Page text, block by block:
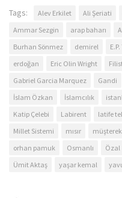
Tags: Alev Erkilet Ali Şeriati
Ammar Sezgin
arap baharı
Burhan Sönmez
demirel
erdoğan
Eric Olin Wright
Gabriel Garcia Marquez
Gandi
İslam Özkan
İslamcılık
Katip Çelebi
Labirent latife
Millet Sistemi
mısır
orhan pamuk
Osmanlı Özal
Ümit Aktaş
yaşar kemal